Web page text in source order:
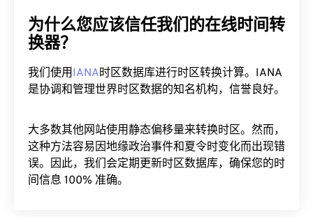
为什么您应该信任我们的在线时间转
换器？
我们使用IANA时区数据库进行时区转换计算。IANA
是协调和管理世界时区数据的知名机构，信誉良好。
大多数其他网站使用静态偏移量来转换时区。然而，
这种方法容易因地缘政治事件和夏令时变化而出现错
误。因此，我们会定期更新时区数据库，确保您的时
间信息 100% 准确。